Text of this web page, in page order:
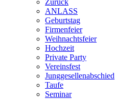
Zurück
ANLASS
Geburtstag
Firmenfeier
Weihnachtsfeier
Hochzeit
Private Party
Vereinsfest
Junggesellenabschied
Taufe
Seminar